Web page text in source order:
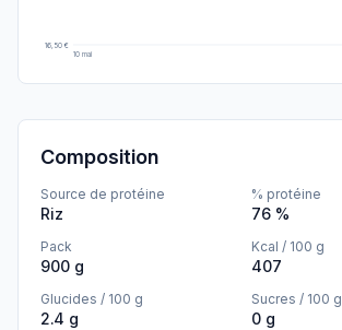
16,50 €
10 mai
Composition
Source de protéine
Riz
% protéine
76 %
Pack
900 g
Kcal / 100 g
407
Glucides / 100 g
2.4 g
Sucres / 100 g
0 g